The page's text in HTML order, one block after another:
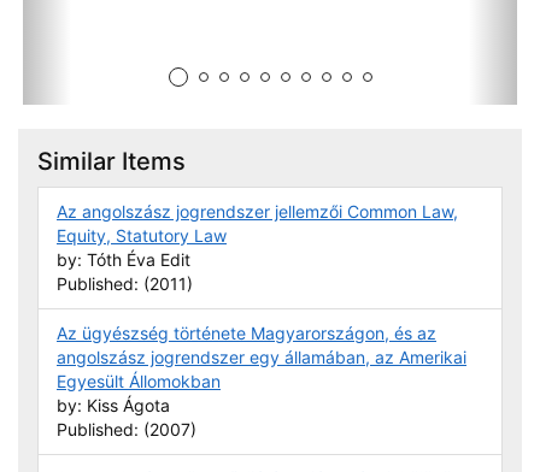
Similar Items
Az angolszász jogrendszer jellemzői Common Law,
Equity, Statutory Law
by: Tóth Éva Edit
Published: (2011)
Az ügyészség története Magyarországon, és az
angolszász jogrendszer egy államában, az Amerikai
Egyesült Állomokban
by: Kiss Ágota
Published: (2007)